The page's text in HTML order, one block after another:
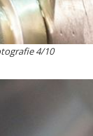
4/10